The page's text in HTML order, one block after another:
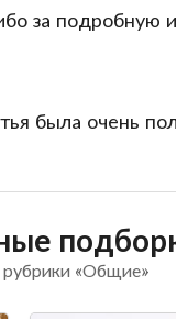
за подробную
была очень
рубрики «Общие»